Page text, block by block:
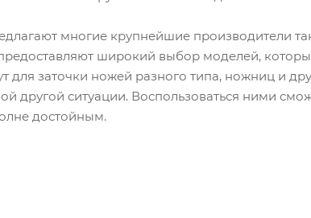
многие крупнейшие производители
широкий выбор моделей,
для заточки ножей разного типа, ножниц и
другой ситуации. Воспользоваться ними
достойным.